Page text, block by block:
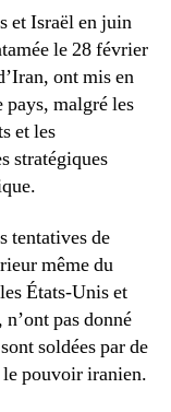
l’offensive
américano-
israélienne
contre
l’Iran
nous
révèle
et Israël en juin
le 28 février
ont mis en
pays, malgré les
et les
stratégiques
tentatives de
même du
États-Unis et
pas donné
soldées par de
le pouvoir iranien.